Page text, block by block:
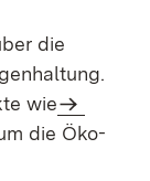
die
wie
die Öko-